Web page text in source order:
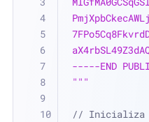
-----END
"""
// Inicializa